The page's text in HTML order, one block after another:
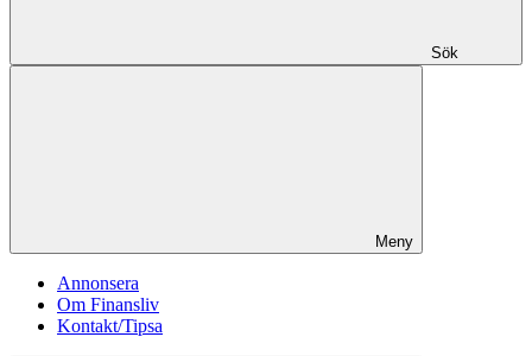
Sök
Meny
Annonsera
Om Finansliv
Kontakt/Tipsa